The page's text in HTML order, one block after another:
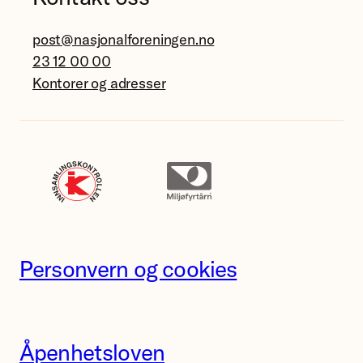
post@nasjonalforeningen.no
23 12 00 00
Kontorer og adresser
Personvern og cookies
Åpenhetsloven